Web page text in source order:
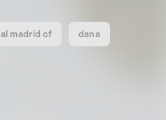
madrid cf dana